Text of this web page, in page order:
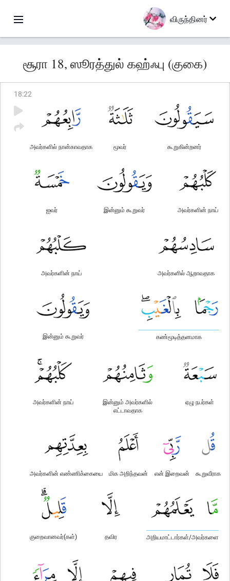
விருந்தினர்
சூரா 18, ஸூரத்துல் கஹ்ஃபு (குகை)
18:22
கூறுகின்றனர்
மூவர்
அவர்களில் நான்காவதாக
அவர்களின் நாய்
இன்னும் கூறுவர்
ஐவர்
அவர்களில் ஆறாவதாக
அவர்களின் நாய்
கண்மூடித்தனமாக
இன்னும் கூறுவர்
ஏழு நபர்கள்
இன்னும் அவர்களில்
எட்டாவதாக
அவர்களின் நாய்
கூறுவீராக
என் இறைவன்
மிக அறிந்தவன்
அவர்களின் எண்ணிக்கையை
அறியமாட்டார்கள்/அவர்களை
தவிர
குறைவானவர்(கள்)